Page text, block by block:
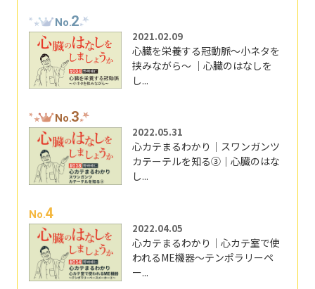
No.2
2021.02.09
心臓を栄養する冠動脈～小ネタを
挟みながら～ ｜心臓のはなしを
し...
No.3
2022.05.31
心カテまるわかり｜スワンガンツ
カテーテルを知る③｜心臓のはな
し...
No.4
2022.04.05
心カテまるわかり｜心カテ室で使
われるME機器～テンポラリーペ
ー...